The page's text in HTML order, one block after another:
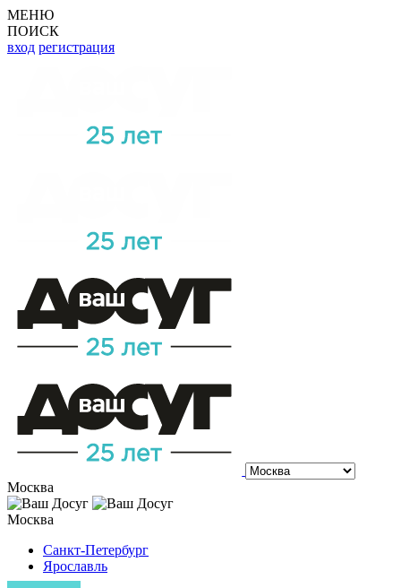
МЕНЮ
ПОИСК
вход регистрация
Москва
Москва
Санкт-Петербург
Ярославль